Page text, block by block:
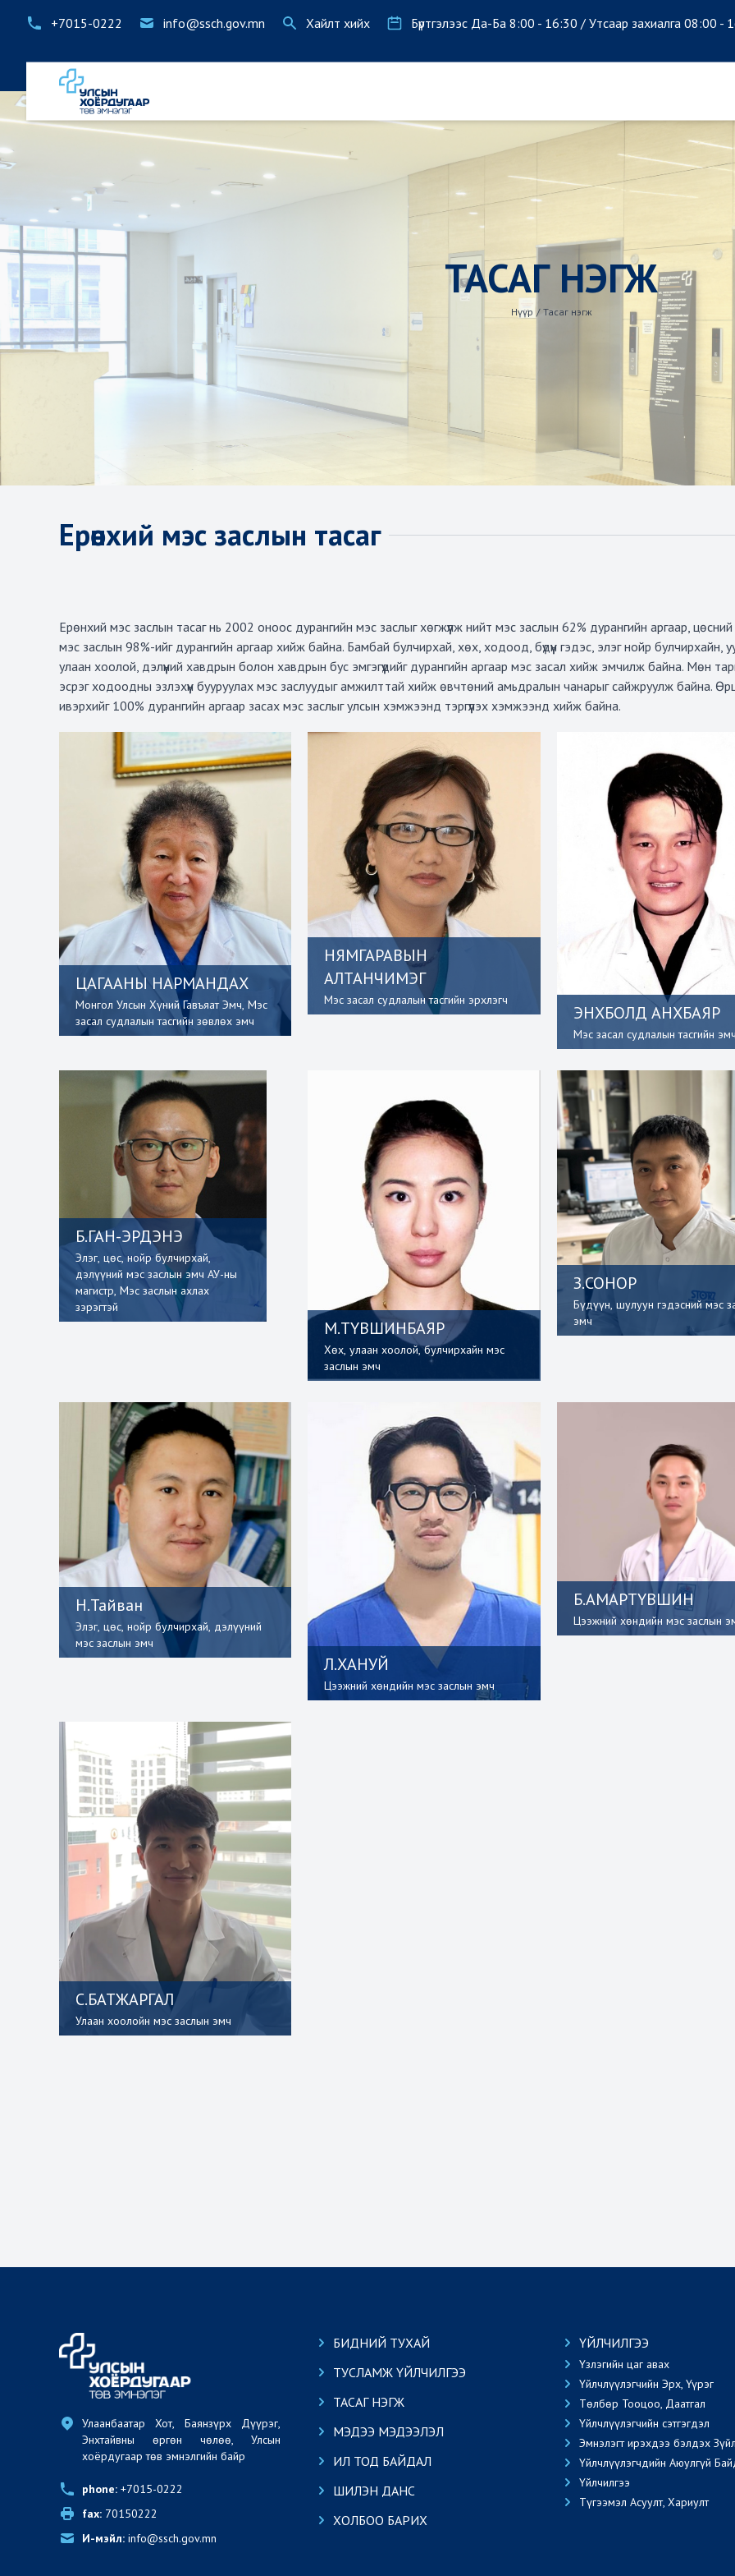
+7015-0222 info@ssch.gov.mn Хайлт хийх Бүртгэлээс Да-Ба 8:00 - 16:30 / Утсаар захиалга 08:00
ТАСАГ НЭГЖ
Нүүр / Тасаг нэгж
Ерөнхий мэс заслын тасаг
Ерөнхий мэс заслын тасаг нь 2002 оноос дурангийн мэс заслыг хөгжүүлж нийт мэс заслын 62% дурангийн аргаар,
мэс заслын 98%-ийг дурангийн аргаар хийж байна. Бамбай булчирхай, хөх, ходоод, бүдүүн гэдэс, элэг нойр булчирхайн,
улаан хоолой, дэлүүний хавдрын болон хавдрын бус эмгэгүүдийг дурангийн аргаар мэс засал хийж эмчилж байна. Мөн
эсрэг ходоодны эзлэхүүн бууруулах мэс заслуудыг амжилттай хийж өвчтөний амьдралын чанарыг сайжруулж байна.
ивэрхийг 100% дурангийн аргаар засах мэс заслыг улсын хэмжээнд тэргүүлэх хэмжээнд хийж байна.
ЦАГААНЫ НАРМАНДАХ
Монгол Улсын Хүний Гавъяат Эмч, Мэс
засал судлалын тасгийн зөвлөх эмч
НЯМГАРАВЫН
АЛТАНЧИМЭГ
Мэс засал судлалын тасгийн эрхлэгч
ЭНХБОЛД АНХБАЯР
Мэс засал судлалын тасгийн
Б.ГАН-ЭРДЭНЭ
Элэг, цөс, нойр булчирхай,
дэлүүний мэс заслын эмч АУ-ны
магистр, Мэс заслын ахлах
зэрэгтэй
М.ТҮВШИНБАЯР
Хөх, улаан хоолой, булчирхайн мэс
заслын эмч
З.СОНОР
Бүдүүн, шулуун гэдэсний мэс
эмч
Н.Тайван
Элэг, цөс, нойр булчирхай, дэлүүний
мэс заслын эмч
Л.ХАНУЙ
Цээжний хөндийн мэс заслын эмч
Б.АМАРТҮВШИН
Цээжний хөндийн мэс заслын
С.БАТЖАРГАЛ
Улаан хоолойн мэс заслын эмч
Улаанбаатар Хот, Баянзүрх Дүүрэг,
Энхтайвны өргөн чөлөө, Улсын
хоёрдугаар төв эмнэлгийн байр
phone: +7015-0222
fax: 70150222
И-мэйл: info@ssch.gov.mn
БИДНИЙ ТУХАЙ
ТУСЛАМЖ ҮЙЛЧИЛГЭЭ
ТАСАГ НЭГЖ
МЭДЭЭ МЭДЭЭЛЭЛ
ИЛ ТОД БАЙДАЛ
ШИЛЭН ДАНС
ХОЛБОО БАРИХ
ҮЙЛЧИЛГЭЭ
Үзлэгийн цаг авах
Үйлчлүүлэгчийн Эрх, Үүрэг
Төлбөр Тооцоо, Даатгал
Үйлчлүүлэгчийн сэтгэгдэл
Эмнэлэгт ирэхдээ бэлдэх
Үйлчлүүлэгчдийн Аюулгүй
Үйлчилгээ
Түгээмэл Асуулт, Хариулт